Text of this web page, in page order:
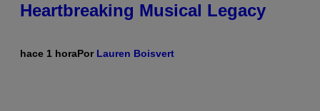
Heartbreaking Musical Legacy
hace 1 horaPor Lauren Boisvert